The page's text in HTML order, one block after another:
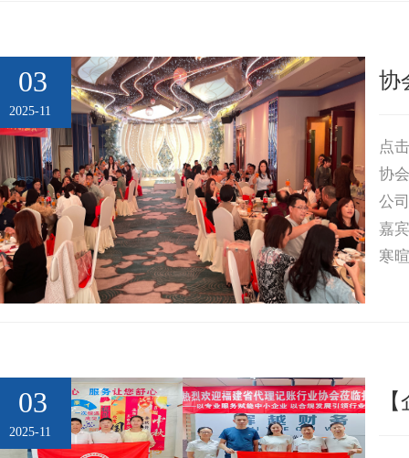
03
2025-11
协
点
协
公
嘉
寒
03
2025-11